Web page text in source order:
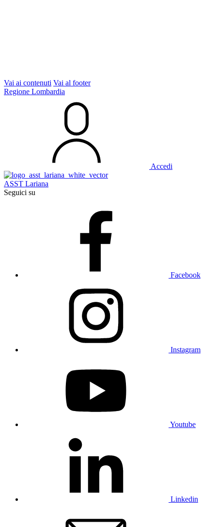
Vai ai contenuti Vai al footer
Regione Lombardia
Accedi
ASST Lariana
Seguici su
Facebook
Instagram
Youtube
Linkedin